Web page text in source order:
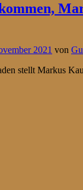
2021 von
stellt Markus